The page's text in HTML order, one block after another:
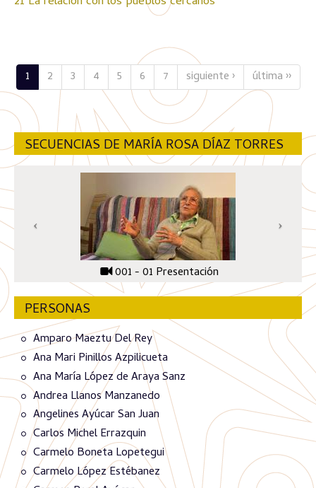
1 2 3 4 5 6 7 siguiente › última ››
SECUENCIAS DE MARÍA ROSA DÍAZ TORRES
001 - 01 Presentación
PERSONAS
Amparo Maeztu Del Rey
Ana Mari Pinillos Azpilicueta
Ana María López de Araya Sanz
Andrea Llanos Manzanedo
Angelines Ayúcar San Juan
Carlos Michel Errazquin
Carmelo Boneta Lopetegui
Carmelo López Estébanez